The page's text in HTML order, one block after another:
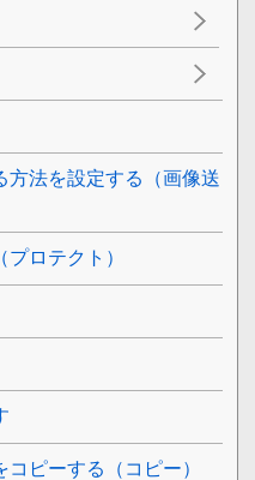
方法を設定する（画像送
プロテクト ）
コピーする（ コピー）